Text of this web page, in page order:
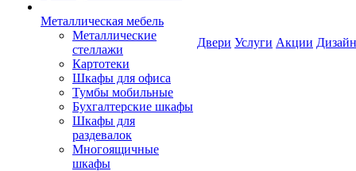
Металлическая мебель
Металлические
стеллажи
Картотеки
Шкафы для офиса
Тумбы мобильные
Бухгалтерские шкафы
Шкафы для
раздевалок
Многоящичные
шкафы
Двери Услуги Акции